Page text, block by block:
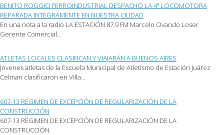
amigo
(Se
abre
en
una
ventana
una
ventana
nueva)
una
ventana
nueva)
BENITO ROGGIO FERROINDUSTRIAL DESPACHO LA 4ª LOCOMOTORA
REPARADA INTEGRAMENTE EN NUESTRA CIUDAD
En una nota a la radio LA ESTACIÓN 87.9 FM Marcelo Ovando Loser
Gerente Comercial…
ATLETAS LOCALES CLASIFICAN Y VIAJARÁN A BUENOS AIRES
Jóvenes atletas de la Escuela Municipal de Atletismo de Estación Juárez
Celman clasificaron en Villa…
607-13 RÉGIMEN DE EXCEPCIÓN DE REGULARIZACIÓN DE LA
CONSTRUCCIÓN
607-13 RÉGIMEN DE EXCEPCIÓN DE REGULARIZACIÓN DE LA
CONSTRUCCIÓN